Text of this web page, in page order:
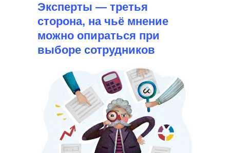
Мы
рассчитаем
стоимость
Гарантия до 12 месяцев
на подобранного
сотрудника
Подбираем действительно
лучших сотрудников
2
3
Эксперты — третья
сторона, на чьё мнение
можно опираться при
выборе сотрудников